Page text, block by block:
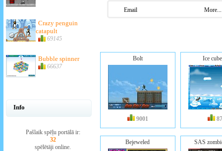
Crazy penguin
catapult
69145
Bubble spinner
66637
Info
Pašlaik spēļu portālā ir:
32
spēlētāji online.
Email More...
Bolt
9001
Ice
Bejeweled SAS